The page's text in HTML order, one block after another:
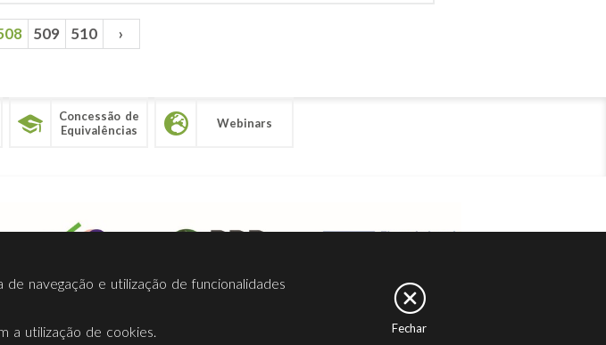
509 510 ›
Concessão de
Equivalências
Webinars
Ligações Facebook
navegação e utilização de funcionalidades
a utilização de cookies.
Fechar